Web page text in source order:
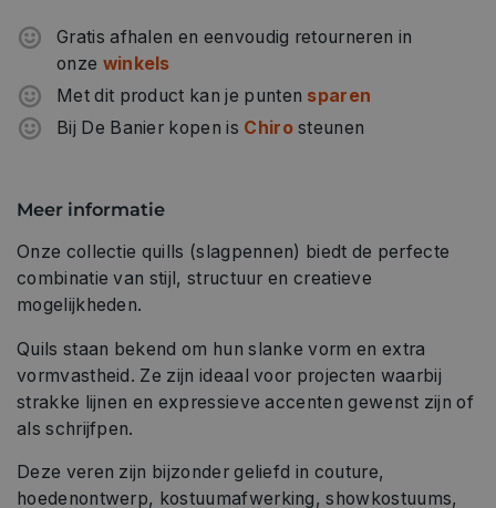
Gratis afhalen en eenvoudig retourneren in
onze winkels
Met dit product kan je punten sparen
Bij De Banier kopen is Chirosteunen
Meer informatie
Onze collectie quills (slagpennen) biedt de perfecte
combinatie van stijl, structuur en creatieve
mogelijkheden.
Quils staan bekend om hun slanke vorm en extra
vormvastheid. Ze zijn ideaal voor projecten waarbij
strakke lijnen en expressieve accenten gewenst zijn of
als schrijfpen.
Deze veren zijn bijzonder geliefd in couture,
hoedenontwerp, kostuumafwerking, showkostuums,